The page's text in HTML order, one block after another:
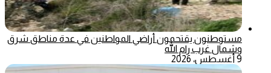
مستوطنون يقتحمون أراضي المواطنين في عدة مناطق شرق
وشمال غرب رام الله
9 أغسطس، 2026